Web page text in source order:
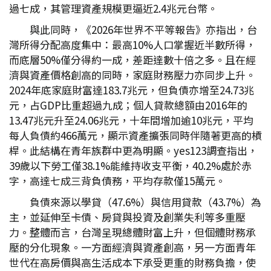
過七成，其管理資產規模更逼近2.4兆元台幣。
與此同時，《2026年世界不平等報告》亦指出，台
灣所得分配高度集中：最高10%人口掌握近半數所得，
而底層50%僅分得約一成，差距達數十倍之多。且在經
濟與資產價格創高的同時，家庭財務壓力亦同步上升。
2024年底家庭財富達183.7兆元，但負債亦增至24.73兆
元，占GDP比重超過九成；個人貸款總額由2016年的
13.47兆元升至24.06兆元，十年間增加逾10兆元，平均
每人負債約466萬元，顯示資產擴張同時伴隨著更高的槓
桿。此結構在青年族群中更為明顯。yes123調查指出，
39歲以下勞工僅38.1%能維持收支平衡，40.2%處於赤
字，高達七成三背負債務，平均存款僅15萬元。
負債來源以學貸（47.6%）與信用貸款（43.7%）為
主，並延伸至卡債、房貸與投資及創業失利等多重壓
力。整體而言，台灣呈現總體財富上升，但個體財務承
壓的分化現象。一方面經濟與資產創高，另一方面青年
世代在高房價與高生活成本下承受更重的財務負擔，使